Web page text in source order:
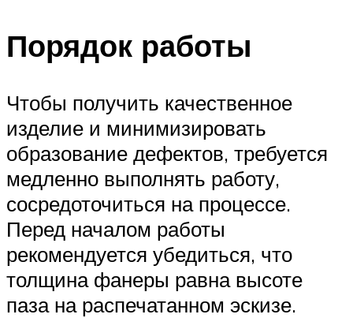
Порядок работы
Чтобы получить качественное
изделие и минимизировать
образование дефектов, требуется
медленно выполнять работу,
сосредоточиться на процессе.
Перед началом работы
рекомендуется убедиться, что
толщина фанеры равна высоте
паза на распечатанном эскизе.